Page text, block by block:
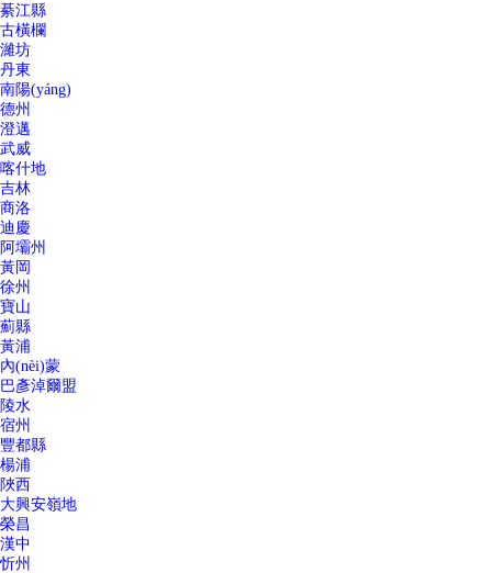
綦江縣
古橫欄
濰坊
丹東
南陽(yáng)
德州
澄邁
武威
喀什地
吉林
商洛
迪慶
阿壩州
黃岡
徐州
寶山
薊縣
黃浦
內(nèi)蒙
巴彥淖爾盟
陵水
宿州
豐都縣
楊浦
陜西
大興安嶺地
榮昌
漢中
忻州